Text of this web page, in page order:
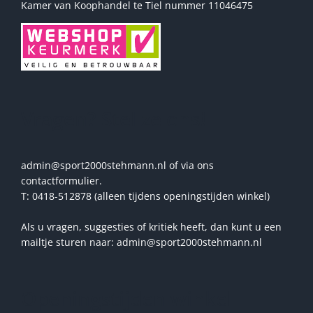
Kamer van Koophandel te Tiel nummer 11046475
admin@sport2000stehmann.nl of via ons
contactformulier.
T: 0418-512878 (alleen tijdens openingstijden winkel)
Als u vragen, suggesties of kritiek heeft, dan kunt u een
mailtje sturen naar: admin@sport2000stehmann.nl